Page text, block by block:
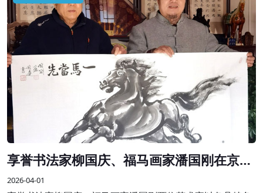
享誉书法家柳国庆、福马画家潘国刚在京联
袂创作精品画作
2026-04-01